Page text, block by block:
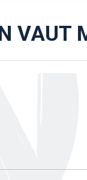
VAUT